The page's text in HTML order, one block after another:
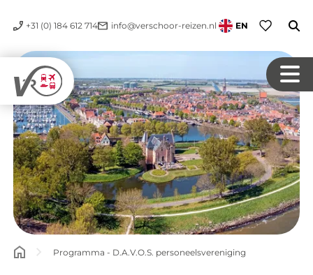
+31 (0) 184 612 714 info@verschoor-reizen.nl EN
Programma - D.A.V.O.S. personeelsvereniging